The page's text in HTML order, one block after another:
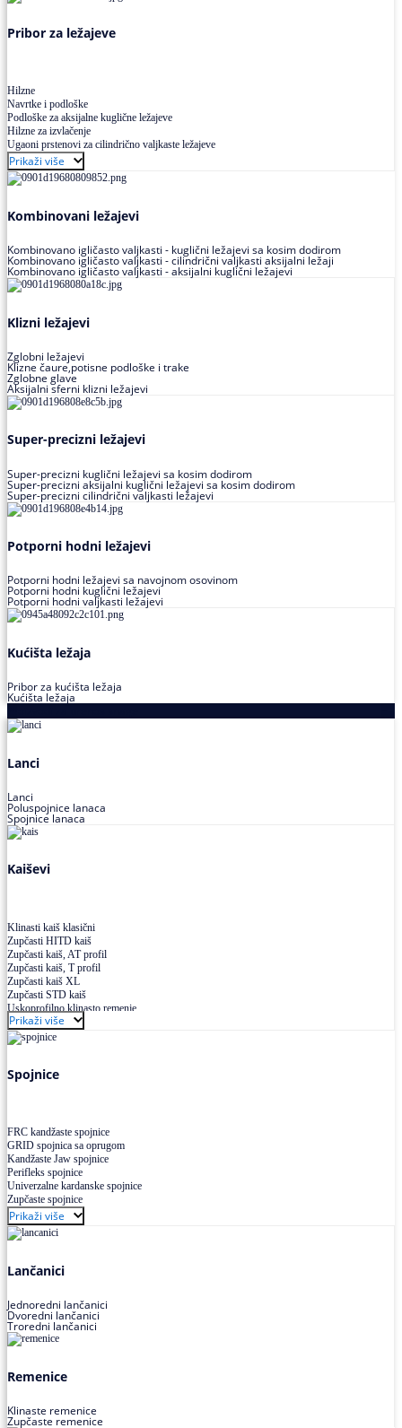
Pribor za ležajeve
Hilzne
Navrtke i podloške
Podloške za aksijalne kuglične ležajeve
Hilzne za izvlačenje
Ugaoni prstenovi za cilindrično valjkaste ležajeve
Prikaži više
Kombinovani ležajevi
Kombinovano igličasto valjkasti - kuglični ležajevi sa kosim dodirom
Kombinovano igličasto valjkasti - cilindrični valjkasti aksijalni ležaji
Kombinovano igličasto valjkasti - aksijalni kuglični ležajevi
Klizni ležajevi
Zglobni ležajevi
Klizne čaure,potisne podloške i trake
Zglobne glave
Aksijalni sferni klizni ležajevi
Super-precizni ležajevi
Super-precizni kuglični ležajevi sa kosim dodirom
Super-precizni aksijalni kuglični ležajevi sa kosim dodirom
Super-precizni cilindrični valjkasti ležajevi
Potporni hodni ležajevi
Potporni hodni ležajevi sa navojnom osovinom
Potporni hodni kuglični ležajevi
Potporni hodni valjkasti ležajevi
Kućišta ležaja
Pribor za kućišta ležaja
Kućišta ležaja
Lanci
Lanci
Poluspojnice lanaca
Spojnice lanaca
Kaiševi
Klinasti kaiš klasični
Zupčasti HITD kaiš
Zupčasti kaiš, AT profil
Zupčasti kaiš, T profil
Zupčasti kaiš XL
Zupčasti STD kaiš
Uskoprofilno klinasto remenje
Uskoprofilno klinasto remenje spojeno
Uskoprofilno klinasto remenje XP extra power
Višekanalno remenje PJ,PK
Prikaži više
Spojnice
FRC kandžaste spojnice
GRID spojnica sa oprugom
Kandžaste Jaw spojnice
Perifleks spojnice
Univerzalne kardanske spojnice
Zupčaste spojnice
Prikaži više
Lančanici
Jednoredni lančanici
Dvoredni lančanici
Troredni lančanici
Remenice
Klinaste remenice
Zupčaste remenice